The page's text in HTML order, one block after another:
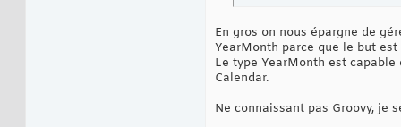
En gros on nous épargne de
YearMonth parce que le but
Le type YearMonth est
Calendar.
Ne connaissant pas Groovy, je